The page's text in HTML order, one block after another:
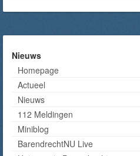
Nieuws
Homepage
Actueel
Nieuws
112 Meldingen
Miniblog
BarendrechtNU Live